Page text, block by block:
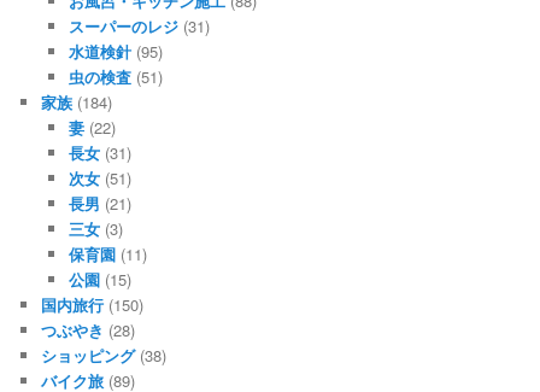
スーパーのレジ(31)
水道検針(95)
虫の検査(51)
家族 (184)
妻(22)
長女(31)
次女(51)
長男 (21)
三女(3)
保育園(11)
公園(15)
国内旅行 (150)
つぶやき (28)
ショッピング(38)
バイク旅 (89)